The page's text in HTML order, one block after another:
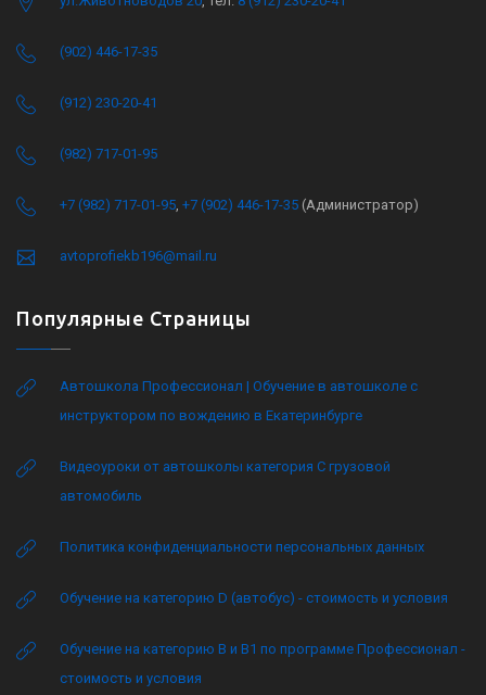
(902) 446-17-35
(912) 230-20-41
(982) 717-01-95
+7 (982) 717-01-95 +7 (902) 446-17-35 (Администратор)
avtoprofiekb196@mail.ru
Популярные Страницы
Автошкола Профессионал | Обучение в автошколе с
инструктором по вождению в Екатеринбурге
Видеоуроки от автошколы категория C грузовой
автомобиль
Политика конфиденциальности персональных данных
Обучение на категорию D (автобус) - стоимость и условия
Обучение на категорию B и B1 по программе Профессионал -
стоимость и условия